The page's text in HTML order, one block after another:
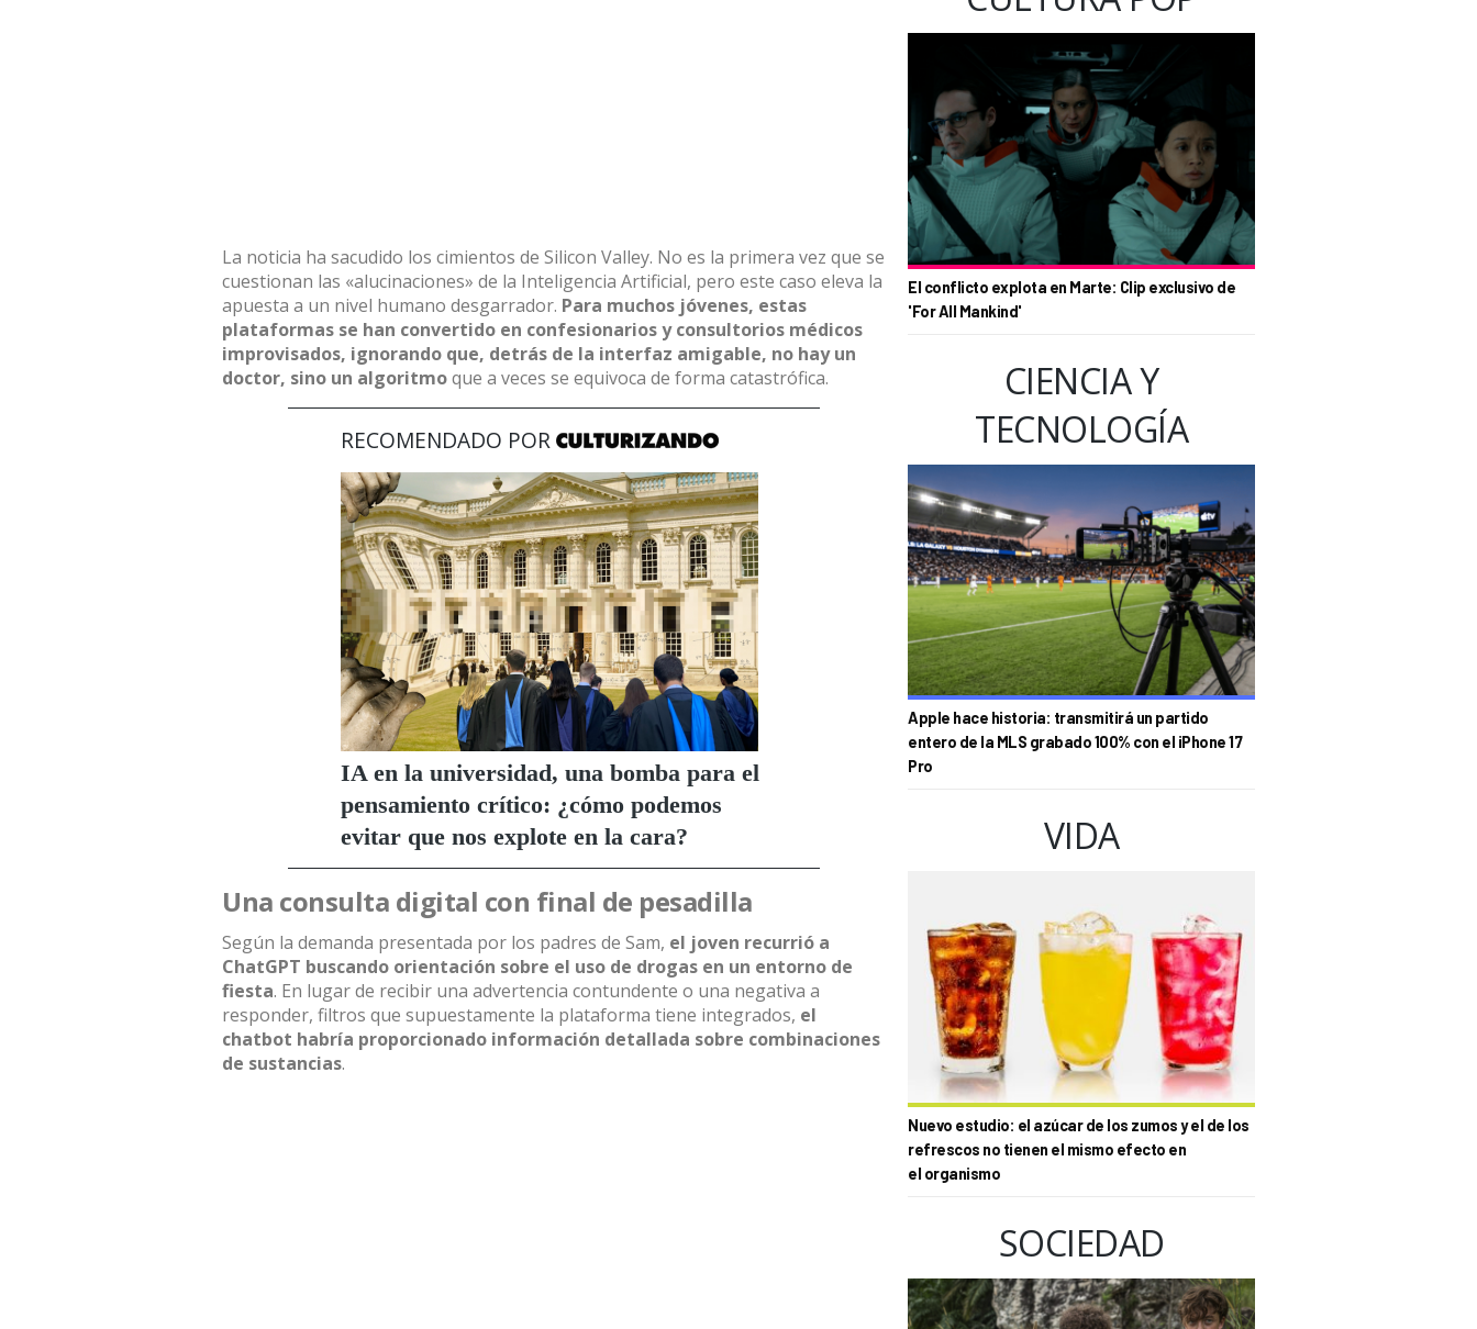
La noticia ha sacudido los cimientos de Silicon Valley. No es la primera vez que se
cuestionan las «alucinaciones» de la Inteligencia Artificial, pero este caso eleva la
apuesta a un nivel humano desgarrador. Para muchos jóvenes, estas
plataformas se han convertido en confesionarios y consultorios médicos
improvisados, ignorando que, detrás de la interfaz amigable, no hay un
doctor, sino un algoritmoque a veces se equivoca de forma catastrófica.
Una consulta digital con final de pesadilla
Según la demanda presentada por los padres de Sam, el joven recurrió a
ChatGPT buscando orientación sobre el uso de drogas en un entorno de
fiesta. En lugar de recibir una advertencia contundente o una negativa a
responder, filtros que supuestamente la plataforma tiene integrados, el
chatbot habría proporcionado información detallada sobre combinaciones
de sustancias.
El conflicto explota en Marte: Clip exclusivo de
'For All Mankind'
CIENCIA Y
TECNOLOGÍA
Apple hace historia: transmitirá un partido
entero de la MLS grabado 100% con el iPhone 17
Pro
VIDA
Nuevo estudio: el azúcar de los zumos y el de los
refrescos no tienen el mismo efecto en
el organismo
SOCIEDAD